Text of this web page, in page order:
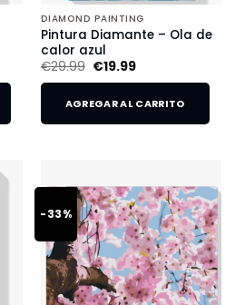
DIAMOND PAINTING
Pintura Diamante – Ola de
calor azul
€29.99 €19.99
AGREGAR AL CARRITO
-33%